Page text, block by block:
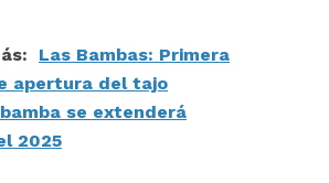
Las Bambas: Primera
apertura del tajo
se extenderá
2025